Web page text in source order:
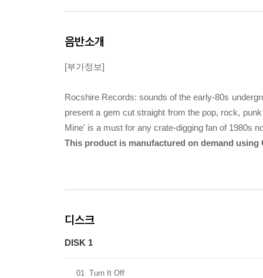
음반소개
[부가정보]
Rocshire Records: sounds of the early-80s
present a gem cut straight from the pop, rock,
Mine' is a must for any crate-digging fan of 1980s
This product is manufactured on demand using
디스크
DISK 1
01 Turn It Off